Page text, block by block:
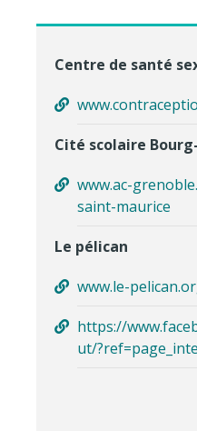
Centre de santé
Cité scolaire
www.ac-
saint-maurice
Le pélican
www.le-
https://
ut/